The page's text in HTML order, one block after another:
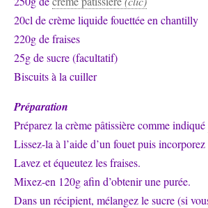
20cl de crème liquide fouettée en chantilly
220g de fraises
25g de sucre (facultatif)
Biscuits à la cuiller
Préparation
Préparez la crème pâtissière comme indiqué
Lissez-la à l’aide d’un fouet puis
Lavez et équeutez les fraises.
Mixez-en 120g afin d’obtenir une purée.
Dans un récipient, mélangez le sucre (si